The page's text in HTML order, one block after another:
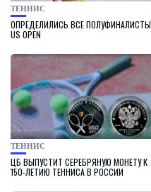
ТЕННИС
ОПРЕДЕЛИЛИСЬ ВСЕ ПОЛУФИНАЛИСТЫ
US OPEN
ТЕННИС
ЦБ ВЫПУСТИТ СЕРЕБРЯНУЮ МОНЕТУ К
150-ЛЕТИЮ ТЕННИСА В РОССИИ